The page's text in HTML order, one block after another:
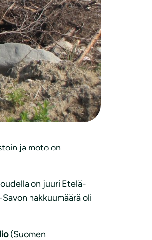
muassa biopohjaiset
Osalla näistä
tuotteita, joilla
puheenjohtaja
energialähteistä kohti
ja moto on
on juuri Etelä-
hakkuumäärä oli
(Suomen